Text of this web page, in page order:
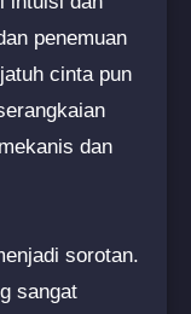
penemuan
cinta pun
dan
sorotan.
sangat